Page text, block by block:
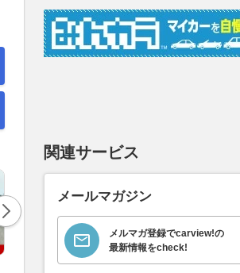
ダイハツ ムーヴキャン
アストンマーティン
関連サービス
メールマガジン
メルマガ登録でcarview!の
最新情報をcheck!